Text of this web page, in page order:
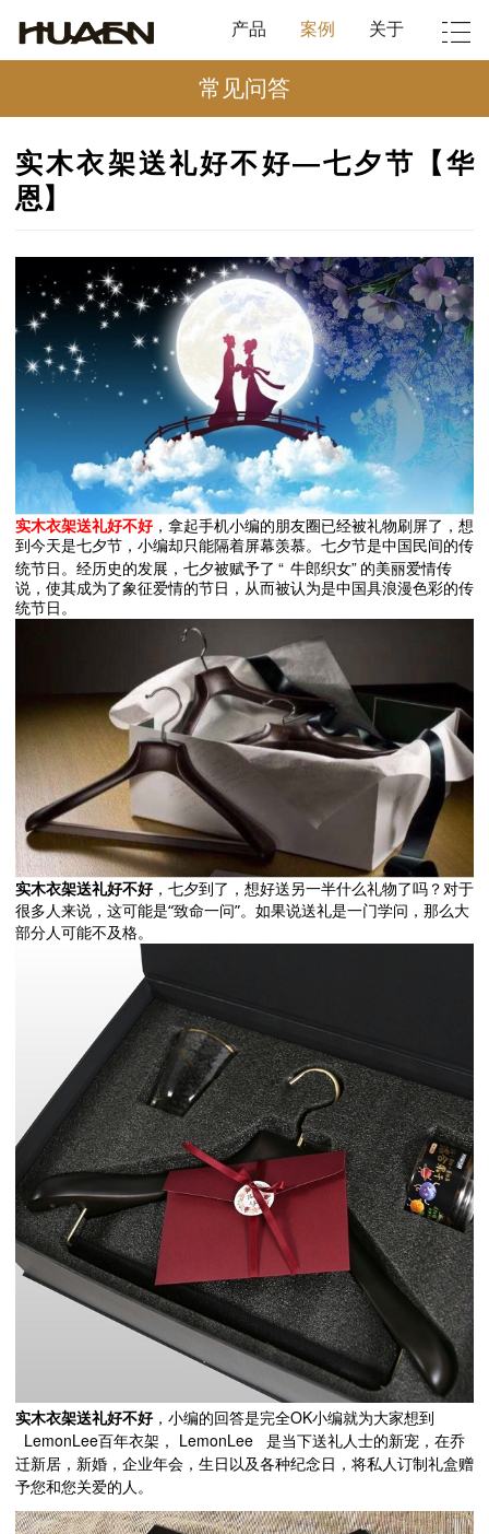
产品 案例 关于
常见问答
实木衣架送礼好不好—七夕节【华
恩】
实木衣架送礼好不好，拿起手机小编的朋友圈已经被礼物刷屏了，想
到今天是七夕节，小编却只能隔着屏幕羡慕。七夕节是中国民间的传
统节日。经历史的发展，七夕被赋予了 “ 牛郎织女” 的美丽爱情传
说，使其成为了象征爱情的节日，从而被认为是中国具浪漫色彩的传
统节日。
实木衣架送礼好不好，七夕到了，想好送另一半什么礼物了吗？对于
很多人来说，这可能是“致命一问”。如果说送礼是一门学问，那么大
部分人可能不及格。
实木衣架送礼好不好，小编的回答是完全OK小编就为大家想到
LemonLee百年衣架， LemonLee
是当下送礼人士的新宠，在乔
迁新居，新婚，企业年会，生日以及各种纪念日，将私人订制礼盒赠
予您和您关爱的人。